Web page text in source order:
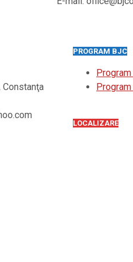
Constanţa
PROGRAM BJC
LOCALIZARE